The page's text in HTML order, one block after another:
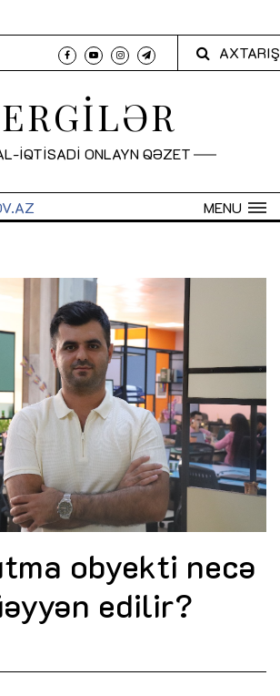
AXTARIŞ
İQTİSADİ ONLAYN QƏZET
MENU
obyekti necə
edilir?